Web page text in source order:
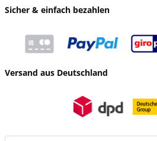
Sicher & einfach bezahlen
Versand aus Deutschland